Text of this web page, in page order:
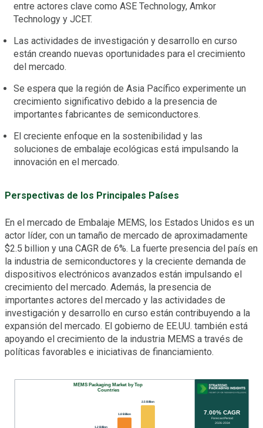
entre actores clave como ASE Technology, Amkor
Technology y JCET.
Las actividades de investigación y desarrollo en curso
están creando nuevas oportunidades para el crecimiento
del mercado.
Se espera que la región de Asia Pacífico experimente un
crecimiento significativo debido a la presencia de
importantes fabricantes de semiconductores.
El creciente enfoque en la sostenibilidad y las
soluciones de embalaje ecológicas está impulsando la
innovación en el mercado.
Perspectivas de los Principales Países
En el mercado de Embalaje MEMS, los Estados Unidos es un
actor líder, con un tamaño de mercado de aproximadamente
$2.5 billion y una CAGR de 6%. La fuerte presencia del país en
la industria de semiconductores y la creciente demanda de
dispositivos electrónicos avanzados están impulsando el
crecimiento del mercado. Además, la presencia de
importantes actores del mercado y las actividades de
investigación y desarrollo en curso están contribuyendo a la
expansión del mercado. El gobierno de EE.UU. también está
apoyando el crecimiento de la industria MEMS a través de
políticas favorables e iniciativas de financiamiento.